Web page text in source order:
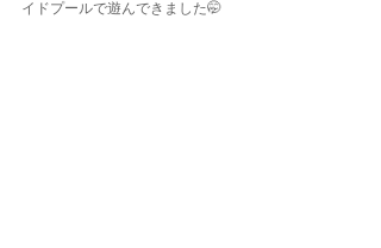
イドプールで遊んできました🤭